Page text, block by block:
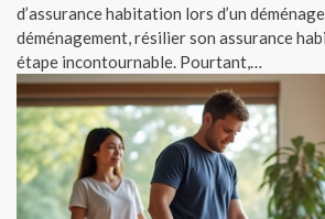
d’assurance habitation lors d’un
déménagement, résilier son assurance
étape incontournable. Pourtant,…